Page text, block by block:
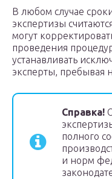
В любом случае
экспертизы
могут
проведения
устанавливать
эксперты, пребывая
Справка!
полного
и норм